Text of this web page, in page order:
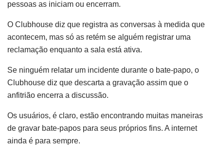
pessoas as iniciam ou encerram.
O Clubhouse diz que registra as conversas à medida que
acontecem, mas só as retém se alguém registrar uma
reclamação enquanto a sala está ativa.
Se ninguém relatar um incidente durante o bate-papo, o
Clubhouse diz que descarta a gravação assim que o
anfitrião encerra a discussão.
Os usuários, é claro, estão encontrando muitas maneiras
de gravar bate-papos para seus próprios fins. A internet
ainda é para sempre.